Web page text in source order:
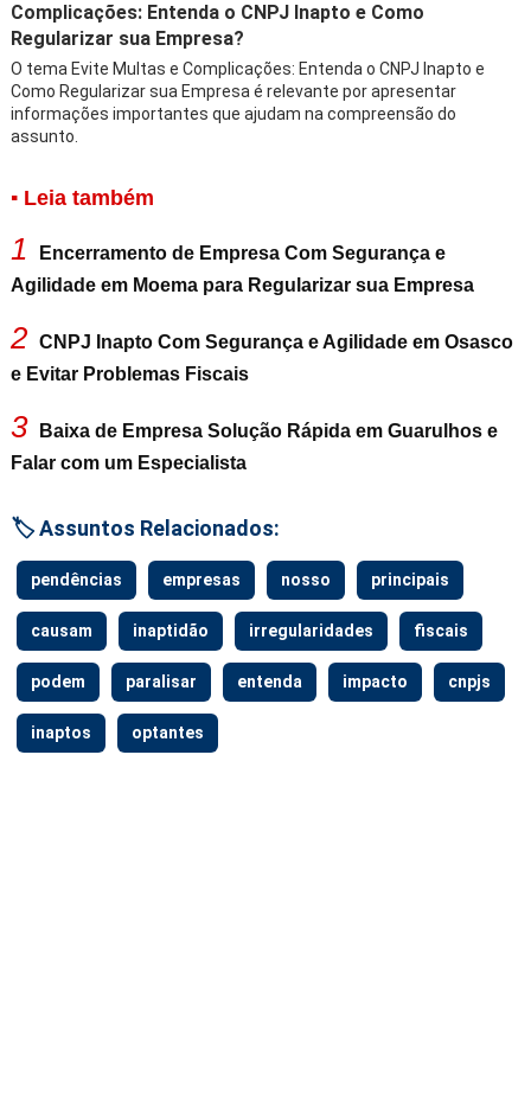
Complicações: Entenda o CNPJ Inapto e Como
Regularizar sua Empresa?
O tema Evite Multas e Complicações: Entenda o CNPJ Inapto e
Como Regularizar sua Empresa é relevante por apresentar
informações importantes que ajudam na compreensão do
assunto.
▪ Leia também
1
Encerramento de Empresa Com Segurança e
Agilidade em Moema para Regularizar sua Empresa
2 CNPJ Inapto Com Segurança e Agilidade em Osasco
e Evitar Problemas Fiscais
3
Baixa de Empresa Solução Rápida em Guarulhos e
Falar com um Especialista
🏷️ Assuntos Relacionados:
pendências empresas nosso principais
causam inaptidão irregularidades fiscais
podem paralisar entenda impacto cnpjs
inaptos optantes